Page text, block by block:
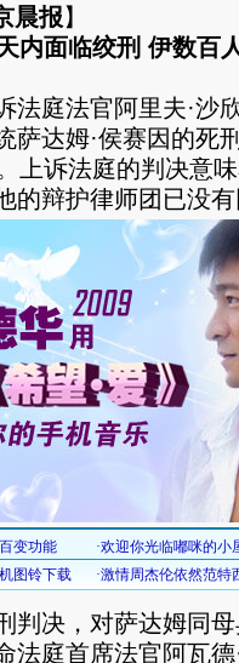
晨报】
内面临绞刑 伊数百
庭法官阿里夫·沙
萨达姆·侯赛因的死
上诉法庭的判决意
的辩护律师团已没
判决，对萨达姆同
法庭首席法官阿瓦